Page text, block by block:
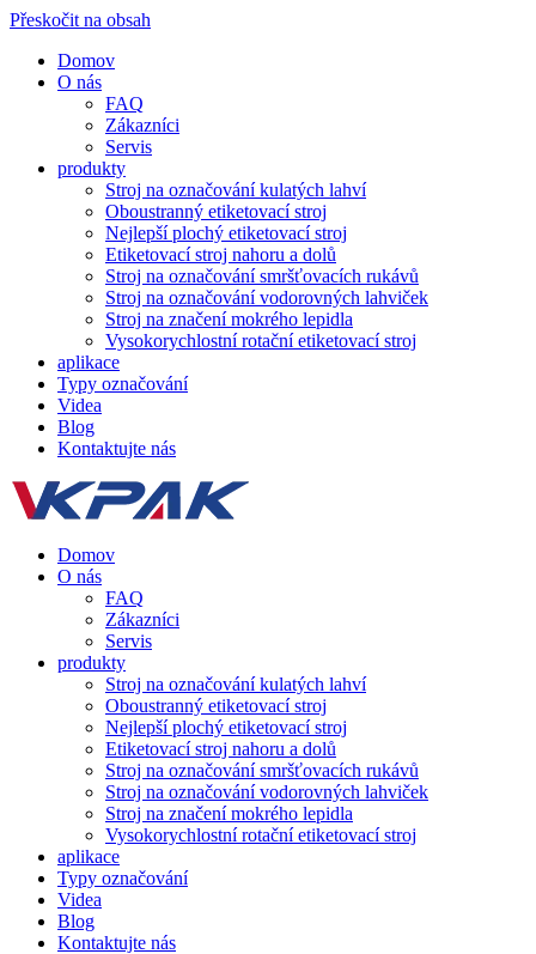
Přeskočit na obsah
Domov
O nás
FAQ
Zákazníci
Servis
produkty
Stroj na označování kulatých lahví
Oboustranný etiketovací stroj
Nejlepší plochý etiketovací stroj
Etiketovací stroj nahoru a dolů
Stroj na označování smršťovacích rukávů
Stroj na označování vodorovných lahviček
Stroj na značení mokrého lepidla
Vysokorychlostní rotační etiketovací stroj
aplikace
Typy označování
Videa
Blog
Kontaktujte nás
Domov
O nás
FAQ
Zákazníci
Servis
produkty
Stroj na označování kulatých lahví
Oboustranný etiketovací stroj
Nejlepší plochý etiketovací stroj
Etiketovací stroj nahoru a dolů
Stroj na označování smršťovacích rukávů
Stroj na označování vodorovných lahviček
Stroj na značení mokrého lepidla
Vysokorychlostní rotační etiketovací stroj
aplikace
Typy označování
Videa
Blog
Kontaktujte nás